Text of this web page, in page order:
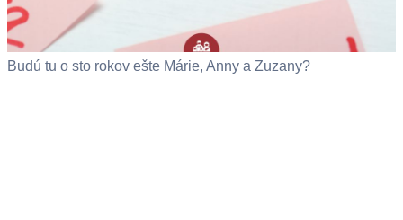
Budú tu o sto rokov ešte Márie, Anny a Zuzany?